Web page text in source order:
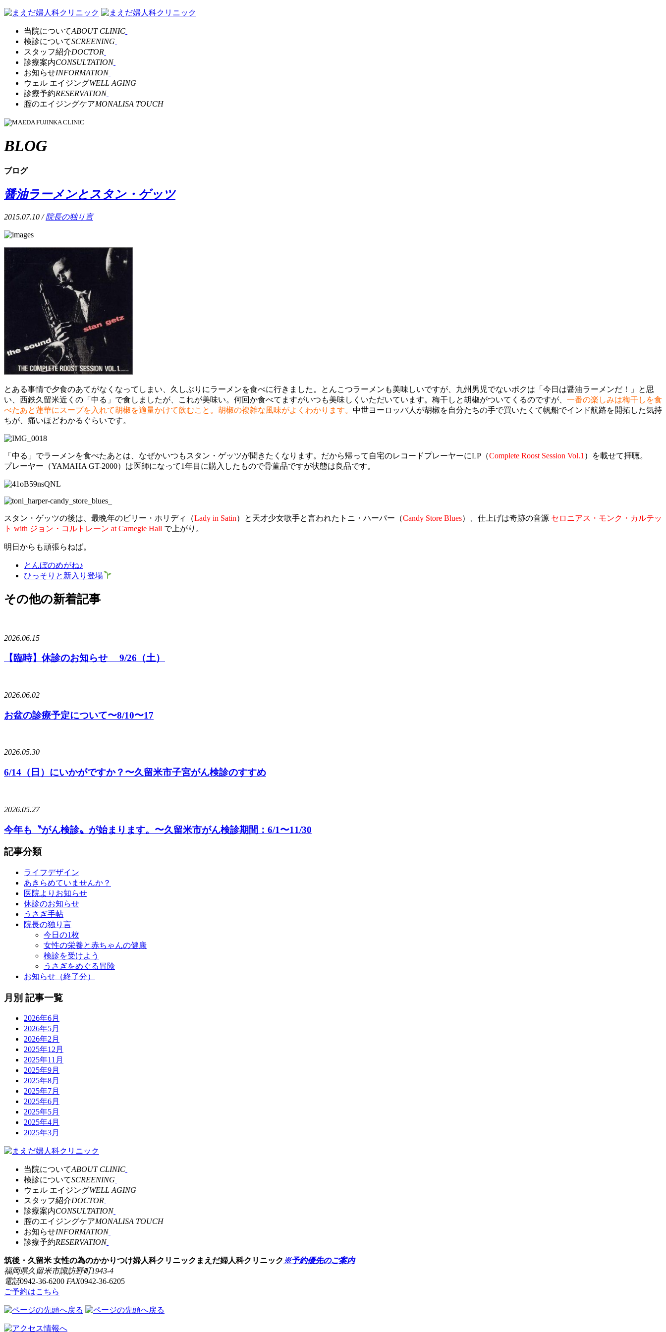
当院についてABOUT CLINIC
検診についてSCREENING
スタッフ紹介DOCTOR
診療案内CONSULTATION
お知らせINFORMATION
ウェル エイジングWELL AGING
診療予約RESERVATION
腟のエイジングケアMONALISA TOUCH
BLOG
ブログ
醤油ラーメンとスタン・ゲッツ
2015.07.10 /院長の独り言
とある事情で夕食のあてがなくなってしまい、久しぶりにラーメンを食べに行きました。とんこつラーメンも美味しいですが、九州男児でないボクは「今日は醤油ラーメンだ！」と思
い、西鉄久留米近くの「中る」で食しましたが、これが美味い。何回か食べてますがいつも美味しくいただいています。梅干しと胡椒がついてくるのですが、 一番の楽しみは梅干しを食
べたあと蓮華にスープを入れて胡椒を適量かけて飲むこと。胡椒の複雑な風味がよくわかります。 中世ヨーロッパ人が胡椒を自分たちの手で買いたくて帆船でインド航路を開拓した気持
ちが、痛いほどわかるぐらいです。
「中る」でラーメンを食べたあとは、なぜかいつもスタン・ゲッツが聞きたくなります。だから帰って自宅のレコードプレーヤーにLP（Complete Roost Session Vol.1 ）を載せて拝聴。
プレーヤー（YAMAHA GT-2000）は医師になって1年目に購入したもので骨董品ですが状態は良品です。
スタン・ゲッツの後は、最晩年のビリー・ホリディ（Lady in Satin）と天才少女歌手と言われたトニ・ハーパー（Candy Store Blues）、仕上げは奇跡の音源 セロニアス・モンク・カルテッ
ト with ジョン・コルトレーン at Carnegie Hall で上がり。
明日からも頑張らねば。
とんぼのめがね♪
ひっそりと新入り登場
その他の新着記事
2026.06.15
【臨時】休診のお知らせ 9/26（土）
2026.06.02
お盆の診療予定について〜8/10〜17
2026.05.30
6/14（日）にいかがですか？〜久留米市子宮がん検診のすすめ
2026.05.27
今年も〝がん検診〟が始まります。〜久留米市がん検診期間：6/1〜11/30
記事分類
ライフデザイン
あきらめていませんか？
医院よりお知らせ
休診のお知らせ
うさぎ手帖
院長の独り言
今日の1枚
女性の栄養と赤ちゃんの健康
検診を受けよう
うさぎをめぐる冒険
お知らせ（終了分）
月別 記事一覧
2026年6月
2026年5月
2026年2月
2025年12月
2025年11月
2025年9月
2025年8月
2025年7月
2025年6月
2025年5月
2025年4月
2025年3月
当院についてABOUT CLINIC
検診についてSCREENING
ウェル エイジングWELL AGING
スタッフ紹介DOCTOR
診療案内CONSULTATION
腟のエイジングケアMONALISA TOUCH
お知らせINFORMATION
診療予約RESERVATION
筑後・久留米 女性の為のかかりつけ婦人科クリニック まえだ婦人科クリニック ※予約優先のご案内
福岡県久留米市諏訪野町1943-4
電話0942-36-6200 FAX0942-36-6205
ご予約はこちら